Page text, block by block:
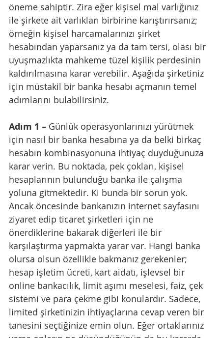
öneme sahiptir. Zira eğer kişisel mal varlığınız
ile şirkete ait varlıkları birbirine karıştırırsanız;
örneğin kişisel harcamalarınızı şirket
hesabından yaparsanız ya da tam tersi, olası bir
uyuşmazlıkta mahkeme tüzel kişilik perdesinin
kaldırılmasına karar verebilir. Aşağıda şirketiniz
için müstakil bir banka hesabı açmanın temel
adımlarını bulabilirsiniz.
Adım 1 – Günlük operasyonlarınızı yürütmek
için nasıl bir banka hesabına ya da belki birkaç
hesabın kombinasyonuna ihtiyaç duyduğunuza
karar verin. Bu noktada, pek çokları, kişisel
hesaplarının bulunduğu banka ile çalışma
yoluna gitmektedir. Ki bunda bir sorun yok.
Ancak öncesinde bankanızın internet sayfasını
ziyaret edip ticaret şirketleri için ne
önerdiklerine bakarak diğerleri ile bir
karşılaştırma yapmakta yarar var. Hangi banka
olursa olsun özellikle bakmanız gerekenler;
hesap işletim ücreti, kart aidatı, işlevsel bir
online bankacılık, limit aşımı meselesi, faiz, çek
sistemi ve para çekme gibi konulardır. Sadece,
limited şirketinizin ihtiyaçlarına cevap veren bir
tanesini seçtiğinize emin olun. Eğer ortaklarınız